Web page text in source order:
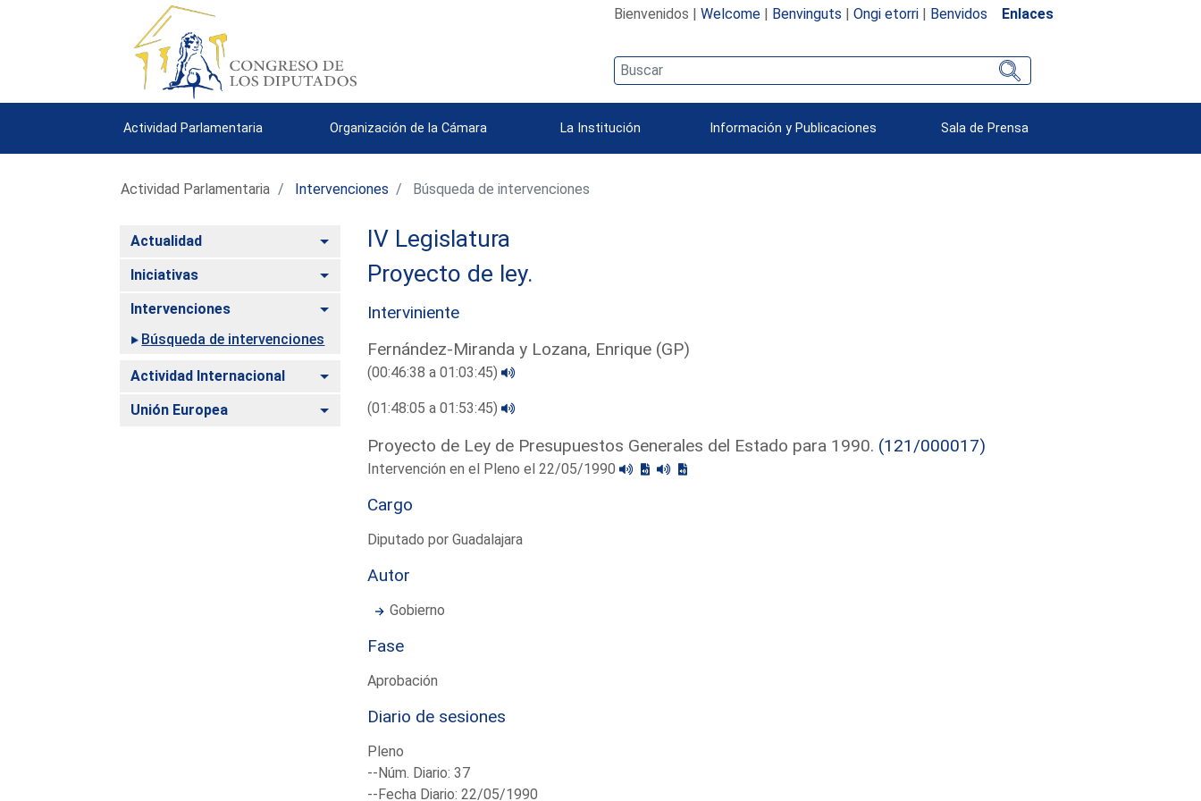
Bienvenidos | Welcome| Benvinguts | Ongi etorri| Benvidos Enlaces
Actividad Parlamentaria Organización de la Cámara La Institución Información y Publicaciones Sala de Prensa
Actividad Parlamentaria Intervenciones Búsqueda de intervenciones
Actualidad Alternar
Iniciativas Alternar
Intervenciones
Alternar
Búsqueda de intervenciones
Actividad Internacional Alternar
Unión Europea Alternar
IV Legislatura
Proyecto de ley.
Interviniente
Fernández-Miranda y Lozana, Enrique (GP)
(00:46:38 a 01:03:45)
(01:48:05 a 01:53:45)
Proyecto de Ley de Presupuestos Generales del Estado para 1990. (121/000017)
Intervención en el Pleno el 22/05/1990
Cargo
Diputado por Guadalajara
Autor
Gobierno
Fase
Aprobación
Diario de sesiones
Pleno
--Núm. Diario: 37
--Fecha Diario: 22/05/1990